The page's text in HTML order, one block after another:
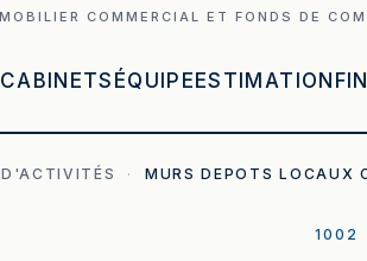
COMMERCIAL ET FONDS DE
CABINETS ÉQUIPE ESTIMATION
· MURS DEPOTS LOCAUX
1002